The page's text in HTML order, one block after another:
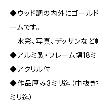
◆ウッド調の内外にゴール
ームです。
水彩、写真、デッサンなど
◆アルミ製・フレーム幅18ミ
◆アクリル付
◆作品厚み3ミリ迄（中抜き
ミリ迄）